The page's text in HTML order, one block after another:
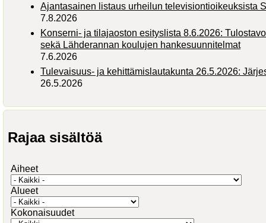
Ajantasainen listaus urheilun televisiontioikeuksista
7.8.2026
Konserni- ja tilajaoston esityslista 8.6.2026:
sekä Lähderannan koulujen hankesuunnitelmat
7.6.2026
Tulevaisuus- ja kehittämislautakunta 26.5.2026:
26.5.2026
Rajaa sisältöä
Aiheet
Alueet
Kokonaisuudet